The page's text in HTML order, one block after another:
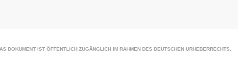
DOKUMENT IST ÖFFENTLICH ZUGÄNGLICH IM RAHMEN DES DEUTSCHEN URHEBERRECHTS.